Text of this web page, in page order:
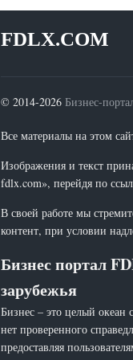
FDLX.COM
© 2014-2026 Бизнес-
Все материалы на этом
Изображения и текст
fdlx.com», перейдя по
В своей работе мы
контент, при условии
Бизнес портал
зарубежья
Бизнес – это целый океан
нет проверенного
предоставляя